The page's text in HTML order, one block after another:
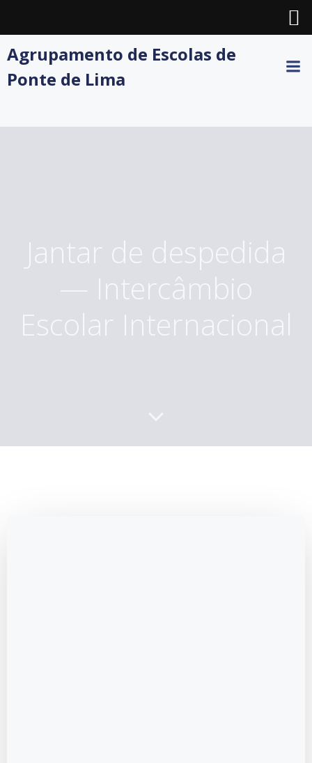
to
Agrupamento de Escolas de
Ponte de Lima
Jantar de despedida
— Intercâmbio
Escolar Internacional